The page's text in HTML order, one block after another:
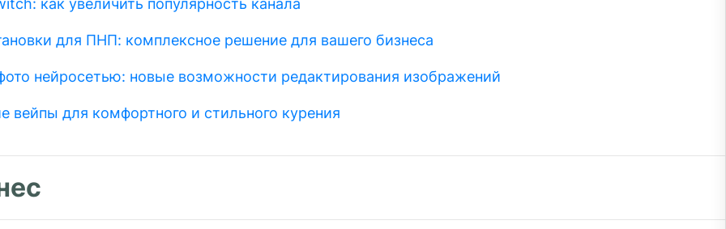
как увеличить популярность канала
для ПНП: комплексное решение для вашего бизнеса
нейросетью: новые возможности редактирования изображений
вейпы для комфортного и стильного курения